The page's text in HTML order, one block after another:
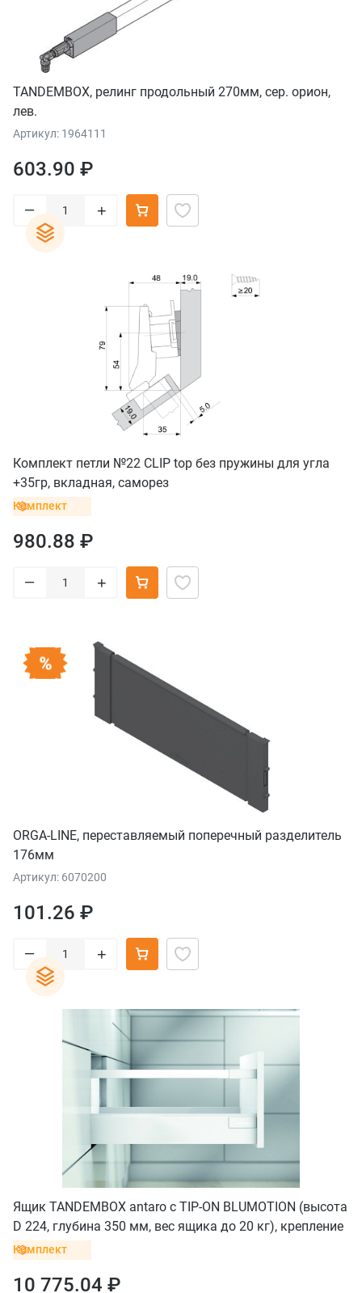
TANDEMBOX, релинг продольный 270мм, сер. орион,
лев.
Артикул: 1964111
603.90 ₽
– +
Комплект петли №22 CLIP top без пружины для угла
+35гр, вкладная, саморез
Комплект
980.88 ₽
– +
ORGA-LINE, переставляемый поперечный разделитель
176мм
Артикул: 6070200
101.26 ₽
– +
Ящик TANDEMBOX antaro с TIP-ON BLUMOTION (высота
D 224, глубина 350 мм, вес ящика до 20 кг), крепление
INSERTA, белый
Комплект
10 775.04 ₽